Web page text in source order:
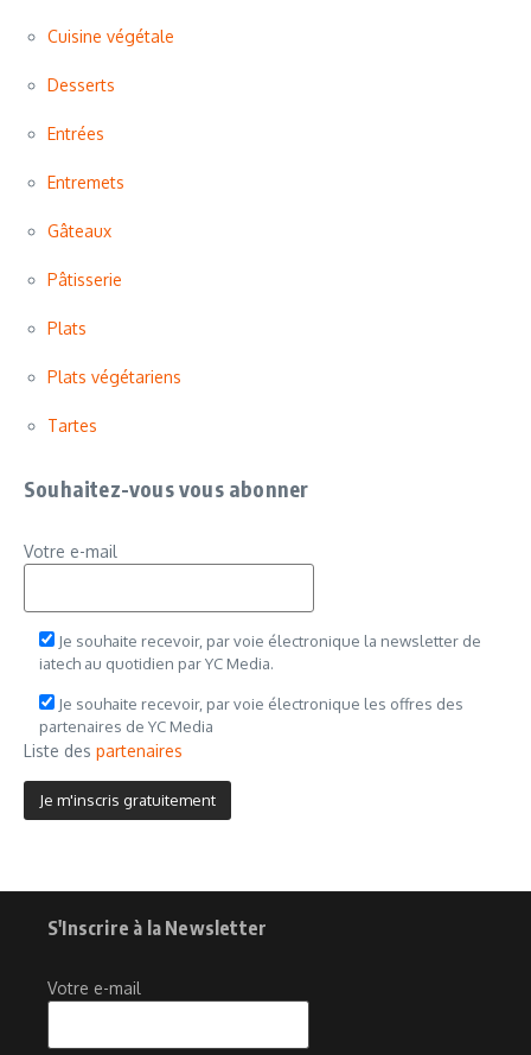
Cuisine végétale
Desserts
Entrées
Entremets
Gâteaux
Pâtisserie
Plats
Plats végétariens
Tartes
Souhaitez-vous vous abonner
Votre e-mail
Je souhaite recevoir, par voie électronique la newsletter de
iatech au quotidien par YC Media.
Je souhaite recevoir, par voie électronique les offres des
partenaires de YC Media
Liste des partenaires
S'Inscrire à la Newsletter
Votre e-mail